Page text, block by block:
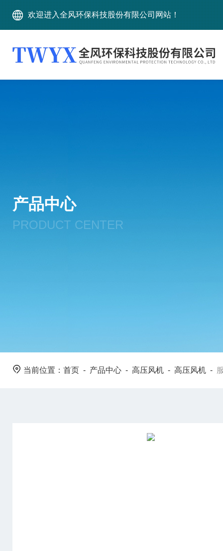
欢迎进入全风环保科技股份有限公司网站！
产品中心
PRODUCT CENTER
当前位置： 首页 - 产品中心 - 高压风机 - 高压风机 -